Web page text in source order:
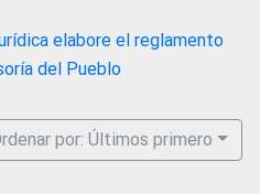
elabore el reglamento
del Pueblo
por: Últimos primero